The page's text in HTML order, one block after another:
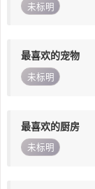
未标明
最喜欢的宠物
未标明
最喜欢的厨房
未标明